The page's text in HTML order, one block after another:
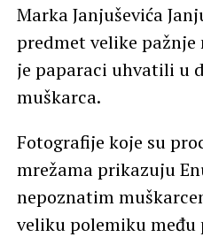
Marka Janjuševića
predmet velike
je paparaci uhvatili u
muškarca.
Fotografije koje su
mrežama prikazuju
nepoznatim
veliku polemiku